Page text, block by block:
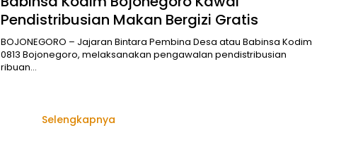
Pendistribusian Makan Bergizi Gratis
BOJONEGORO – Jajaran Bintara Pembina Desa atau Babinsa Kodim
0813 Bojonegoro, melaksanakan pengawalan pendistribusian
ribuan…
Selengkapnya